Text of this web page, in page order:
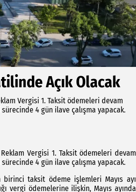
Açık Olacak
Vergisi 1. Taksit ödemeleri devam
4 gün ilave çalışma yapacak.
Vergisi 1. Taksit ödemeleri devam
4 gün ilave çalışma yapacak.
birinci taksit ödeme işlemleri Mayıs ayı
vergi ödemelerine ilişkin, Mayıs ayında